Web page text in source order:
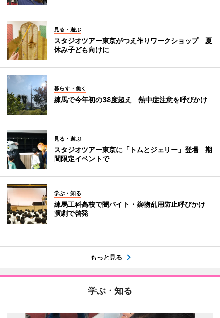
見る・遊ぶ
スタジオツアー東京がつえ作りワークショップ 夏
休み子ども向けに
暮らす・働く
練馬で今年初の38度超え 熱中症注意を呼びかけ
見る・遊ぶ
スタジオツアー東京に「トムとジェリー」登場 期
間限定イベントで
学ぶ・知る
練馬工科高校で闇バイト・薬物乱用防止呼びかけ
演劇で啓発
もっと見る
学ぶ・知る